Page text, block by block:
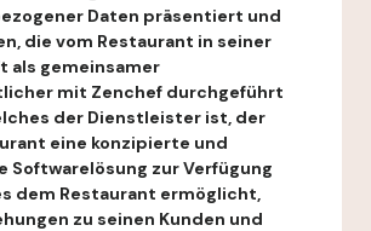
Daten präsentiert und
die vom Restaurant in seiner
als gemeinsamer
mit Zenchef durchgeführt
der Dienstleister ist, der
eine konzipierte und
Softwarelösung zur Verfügung
dem Restaurant ermöglicht,
zu seinen Kunden und